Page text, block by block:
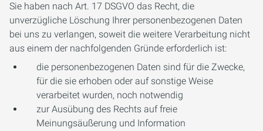
Sie haben nach Art. 17 DSGVO das Recht, die
unverzügliche Löschung Ihrer personenbezogenen Daten
bei uns zu verlangen, soweit die weitere Verarbeitung nicht
aus einem der nachfolgenden Gründe erforderlich ist:
die personenbezogenen Daten sind für die Zwecke,
für die sie erhoben oder auf sonstige Weise
verarbeitet wurden, noch notwendig
zur Ausübung des Rechts auf freie
Meinungsäußerung und Information